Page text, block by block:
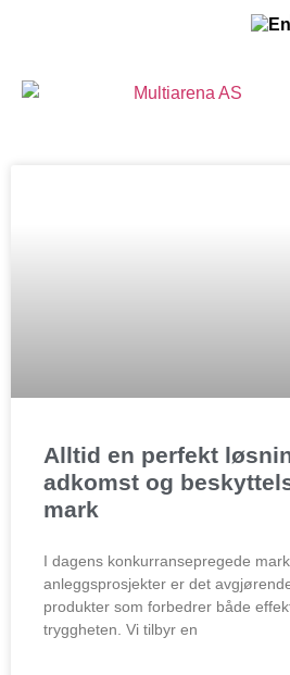
Alltid en perfekt
adkomst og
mark
I dagens konkurransepregede
anleggsprosjekter er det
produkter som forbedrer både
tryggheten. Vi tilbyr en